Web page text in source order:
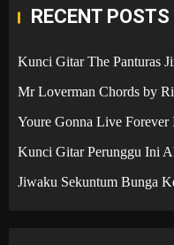
RECENT POSTS
Kunci Gitar The Panturas
Mr Loverman Chords by
Youre Gonna Live
Kunci Gitar Perunggu Ini
Jiwaku Sekuntum Bunga